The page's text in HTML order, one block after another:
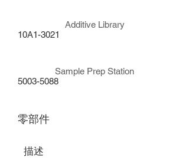
Additive Library
10A1-3021
Sample Prep Station
5003-5088
零部件
描述